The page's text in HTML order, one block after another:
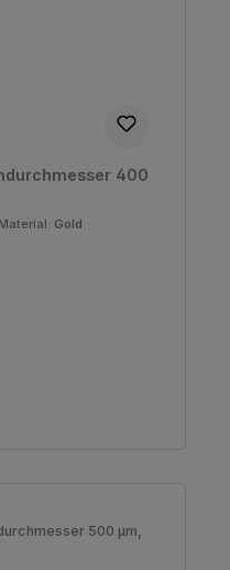
400
Material: Gold